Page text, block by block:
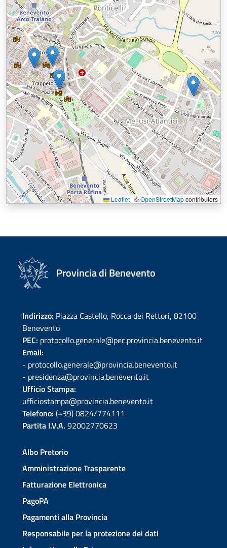
Leaflet |©OpenStreetMapcontributors
Provincia di Benevento
Indirizzo: Piazza Castello, Rocca dei Rettori, 82100
Benevento
PEC: protocollo.generale@pec.provincia.benevento.it
Email:
- protocollo.generale@provincia.benevento.it
- presidenza@provincia.benevento.it
Ufficio Stampa:
ufficiostampa@provincia.benevento.it
Telefono: (+39) 0824/774111
Partita I.V.A. 92002770623
Albo Pretorio
Amministrazione Trasparente
Fatturazione Elettronica
PagoPA
Pagamenti alla Provincia
Responsabile per la protezione dei dati